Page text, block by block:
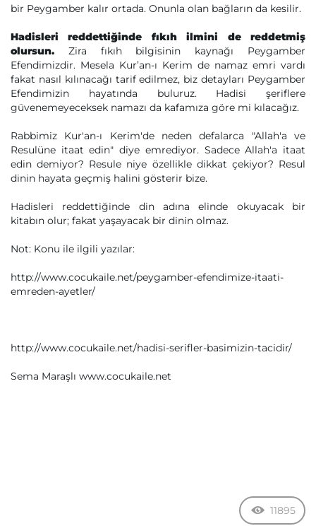
bir Peygamber kalır ortada. Onunla olan bağların da kesilir.
Hadisleri reddettiğinde fıkıh ilmini de reddetmiş
olursun. Zira fıkıh bilgisinin kaynağı Peygamber
Efendimizdir. Mesela Kur’an-ı Kerim de namaz emri vardı
fakat nasıl kılınacağı tarif edilmez, biz detayları Peygamber
Efendimizin hayatında buluruz. Hadisi şeriflere
güvenemeyeceksek namazı da kafamıza göre mi kılacağız.
Rabbimiz Kur'an-ı Kerim'de neden defalarca "Allah'a ve
Resulüne itaat edin" diye emrediyor. Sadece Allah'a itaat
edin demiyor? Resule niye özellikle dikkat çekiyor? Resul
dinin hayata geçmiş halini gösterir bize.
Hadisleri reddettiğinde din adına elinde okuyacak bir
kitabın olur; fakat yaşayacak bir dinin olmaz.
Not: Konu ile ilgili yazılar:
http://www.cocukaile.net/peygamber-efendimize-itaati-
emreden-ayetler/
http://www.cocukaile.net/hadisi-serifler-basimizin-tacidir/
Sema Maraşlı www.cocukaile.net
11895